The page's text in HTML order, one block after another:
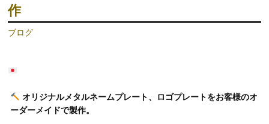
作
ブログ
オリジナルメタルネームプレート、ロゴプレートをお客様のオ
ーダーメイドで製作。